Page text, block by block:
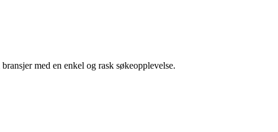
med en enkel og rask søkeopplevelse.